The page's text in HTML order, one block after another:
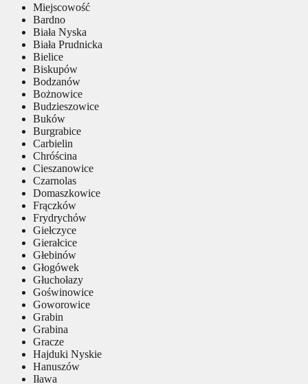
Miejscowość
Bardno
Biała Nyska
Biała Prudnicka
Bielice
Biskupów
Bodzanów
Bożnowice
Budzieszowice
Buków
Burgrabice
Carbielin
Chróścina
Cieszanowice
Czarnolas
Domaszkowice
Frączków
Frydrychów
Giełczyce
Gierałcice
Głebinów
Głogówek
Głuchołazy
Goświnowice
Goworowice
Grabin
Grabina
Gracze
Hajduki Nyskie
Hanuszów
Iława